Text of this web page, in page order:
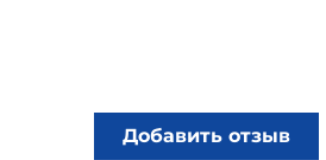
Добавить отзыв